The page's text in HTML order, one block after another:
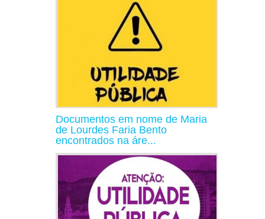
Documentos em nome de Maria
de Lourdes Faria Bento
encontrados na áre...